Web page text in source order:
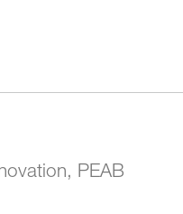
PEAB